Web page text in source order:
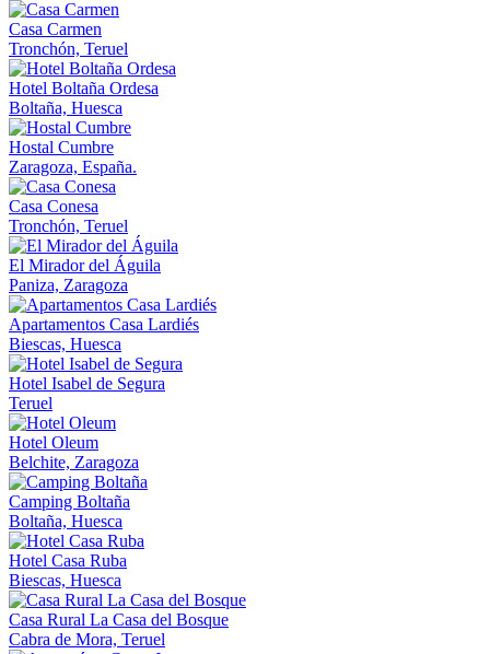
Casa Carmen
Tronchón, Teruel
Hotel Boltaña Ordesa
Boltaña, Huesca
Hostal Cumbre
Zaragoza, España.
Casa Conesa
Tronchón, Teruel
El Mirador del Águila
Paniza, Zaragoza​
Apartamentos Casa Lardiés
Biescas, Huesca
Hotel Isabel de Segura
Teruel
Hotel Oleum
Belchite, Zaragoza
Camping Boltaña
Boltaña, Huesca
Hotel Casa Ruba
Biescas, Huesca
Casa Rural La Casa del Bosque
Cabra de Mora, Teruel